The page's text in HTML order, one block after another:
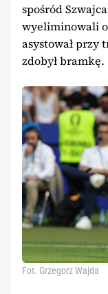
spośród
wyeliminowali
asystował przy
zdobył bramkę.
Fot. Grzegorz Wajda